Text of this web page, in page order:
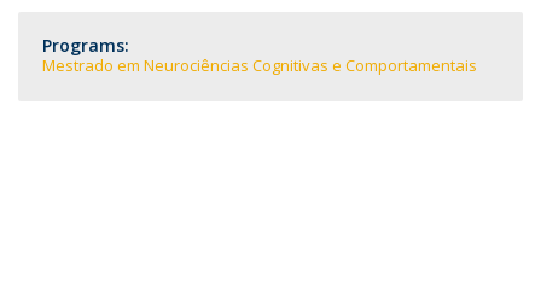
Programs:
Mestrado em Neurociências Cognitivas e Comportamentais